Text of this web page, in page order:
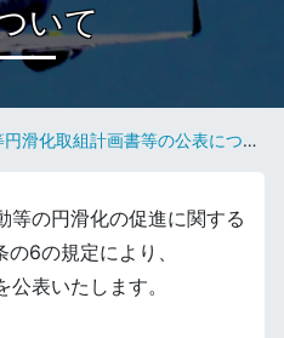
いて
滑化取組計画書等の公表について
等の円滑化の促進に関する
6の規定により、
表いたします。